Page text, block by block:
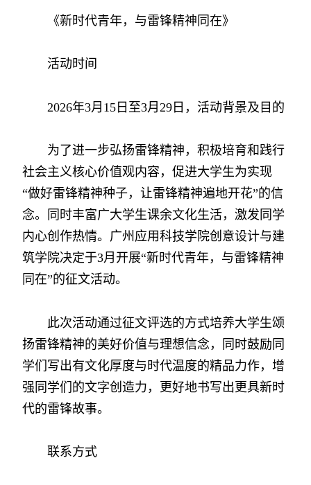
《新时代青年，与雷锋精神同在》
活动时间
2026年3月15日至3月29日，活动背景及目的
为了进一步弘扬雷锋精神，积极培育和践行
社会主义核心价值观内容，促进大学生为实现
“做好雷锋精神种子，让雷锋精神遍地开花”的信
念。同时丰富广大学生课余文化生活，激发同学
内心创作热情。广州应用科技学院创意设计与建
筑学院决定于3月开展“新时代青年，与雷锋精神
同在”的征文活动。
此次活动通过征文评选的方式培养大学生颂
扬雷锋精神的美好价值与理想信念，同时鼓励同
学们写出有文化厚度与时代温度的精品力作，增
强同学们的文字创造力，更好地书写出更具新时
代的雷锋故事。
联系方式